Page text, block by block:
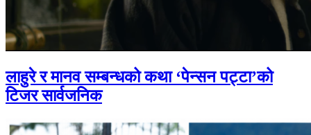
लाहुरे र मानव सम्बन्धको कथा ‘पेन्सन पट्टा’को
टिजर सार्वजनिक